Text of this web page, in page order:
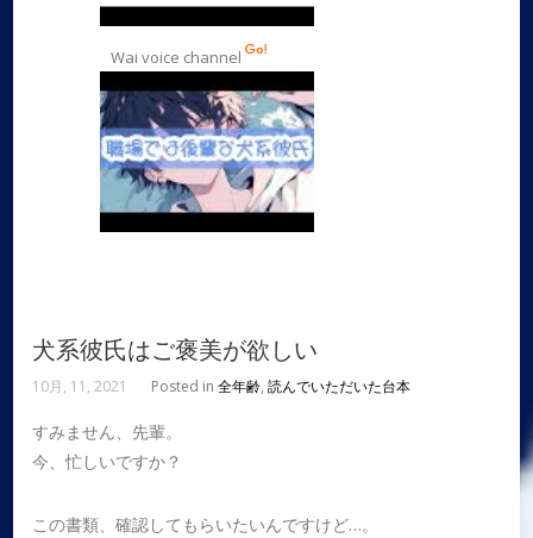
Wai voice channel
犬系彼氏はご褒美が欲しい
10月, 11, 2021 Posted in全年齢,読んでいただいた台本
すみません、先輩。
今、忙しいですか？
この書類、確認してもらいたいんですけど…。